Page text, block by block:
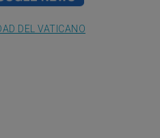
DEL VATICANO